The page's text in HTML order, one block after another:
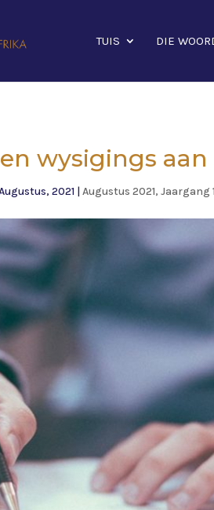
TUIS DIE
wysigings
2021 |Augustus 2021, Jaargang